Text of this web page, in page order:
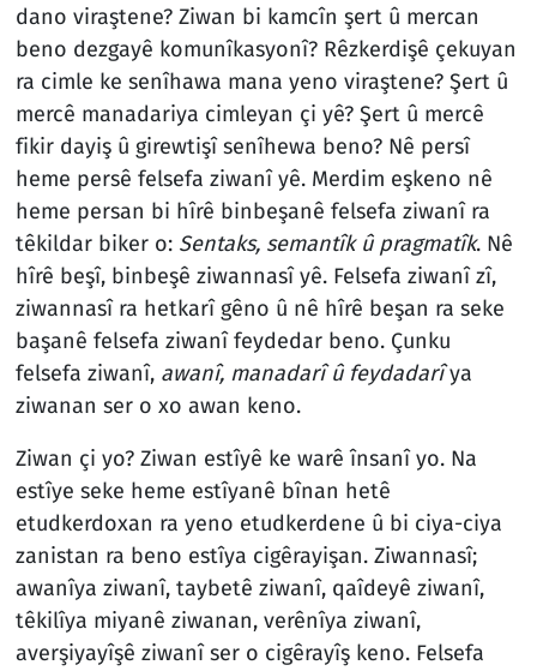
dano viraştene? Ziwan bi kamcîn şert û mercan
beno dezgayê komunîkasyonî? Rêzkerdişê çekuyan
ra cimle ke senîhawa mana yeno viraştene? Şert û
mercê manadariya cimleyan çi yê? Şert û mercê
fikir dayiş û girewtişî senîhewa beno? Nê persî
heme persê felsefa ziwanî yê. Merdim eşkeno nê
heme persan bi hîrê binbeşanê felsefa ziwanî ra
têkildar biker o: Sentaks, semantîk û pragmatîk. Nê
hîrê beşî, binbeşê ziwannasî yê. Felsefa ziwanî zî,
ziwannasî ra hetkarî gêno û nê hîrê beşan ra seke
başanê felsefa ziwanî feydedar beno. Çunku
felsefa ziwanî, awanî, manadarî û feydadarîya
ziwanan ser o xo awan keno.
Ziwan çi yo? Ziwan estîyê ke warê însanî yo. Na
estîye seke heme estîyanê bînan hetê
etudkerdoxan ra yeno etudkerdene û bi ciya-ciya
zanistan ra beno estîya cigêrayişan. Ziwannasî;
awanîya ziwanî, taybetê ziwanî, qaîdeyê ziwanî,
têkilîya miyanê ziwanan, verênîya ziwanî,
averşiyayîşê ziwanî ser o cigêrayîş keno. Felsefa